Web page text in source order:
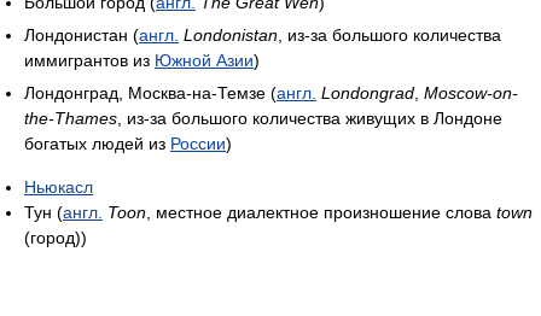
Лондонистан (англ. Londonistan , из-за большого количества
иммигрантов из Южной Азии)
Лондонград, Москва-на-Темзе (англ. Londongrad Moscow-on-
the-Thames , из-за большого количества живущих в Лондоне
богатых людей из России)
Ньюкасл
Тун (англ. Toon , местное диалектное произношение слова town
(город))